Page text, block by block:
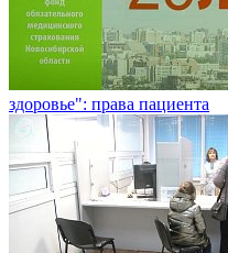
здоровье": права пациента